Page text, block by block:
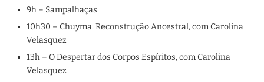
9h – Sampalhaças
10h30 – Chuyma: Reconstrução Ancestral, com Carolina
Velasquez
13h – O Despertar dos Corpos Espíritos, com Carolina
Velasquez